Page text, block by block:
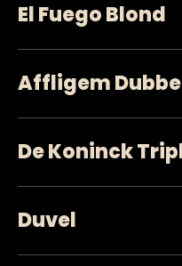
El Fuego Blond
Affligem
De Koninck
Duvel